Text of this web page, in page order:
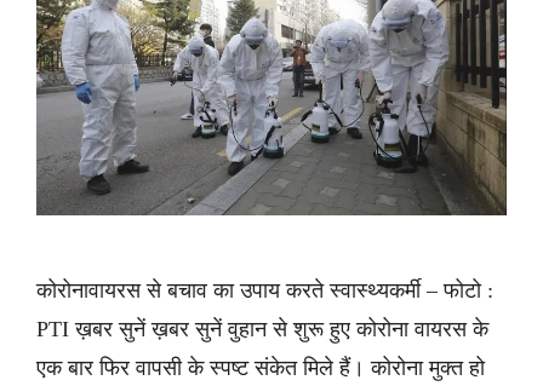
कोरोनावायरस से बचाव का उपाय करते स्वास्थ्यकर्मी – फोटो :
PTI ख़बर सुनें ख़बर सुनें वुहान से शुरू हुए कोरोना वायरस के
एक बार फिर वापसी के स्पष्ट संकेत मिले हैं। कोरोना मुक्त हो